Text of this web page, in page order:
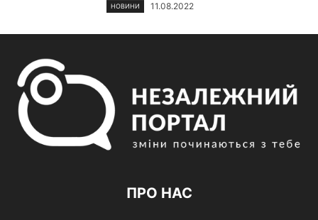
НОВИНИ 11.08.2022
ПРО НАС